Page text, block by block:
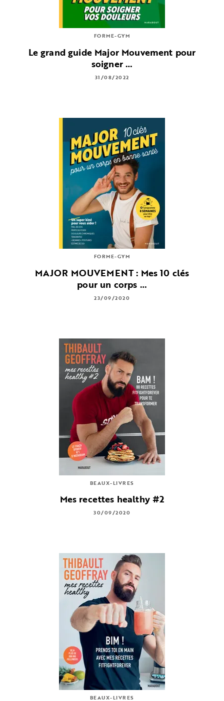
FORME-GYM
Le grand guide Major Mouvement pour
soigner …
31/08/2022
FORME-GYM
MAJOR MOUVEMENT : Mes 10 clés
pour un corps …
23/09/2020
BEAUX-LIVRES
Mes recettes healthy #2
30/09/2020
BEAUX-LIVRES